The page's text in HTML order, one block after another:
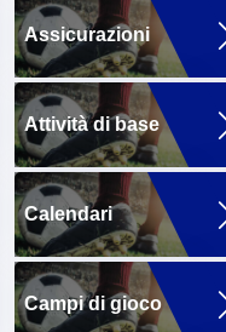
Assicurazioni
Attività di base
Calendari
Campi di gioco